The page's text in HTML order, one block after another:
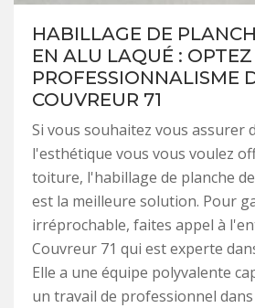
HABILLAGE DE
EN ALU LAQUÉ :
PROFESSIONNALISME
COUVREUR 71
Si vous souhaitez vous assurer
l'esthétique vous vous voulez
toiture, l'habillage de planche
est la meilleure solution. Pour
irréprochable, faites appel à
Couvreur 71 qui est experte
Elle a une équipe polyvalente
un travail de professionnel